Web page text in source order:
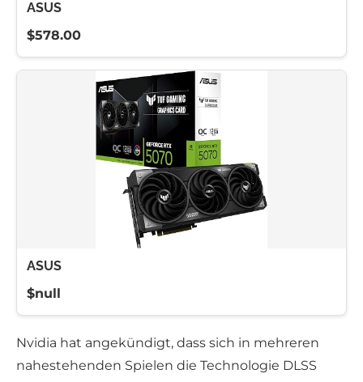
ASUS
$578.00
ASUS
$null
Nvidia hat angekündigt, dass sich in mehreren
nahestehenden Spielen die Technologie DLSS